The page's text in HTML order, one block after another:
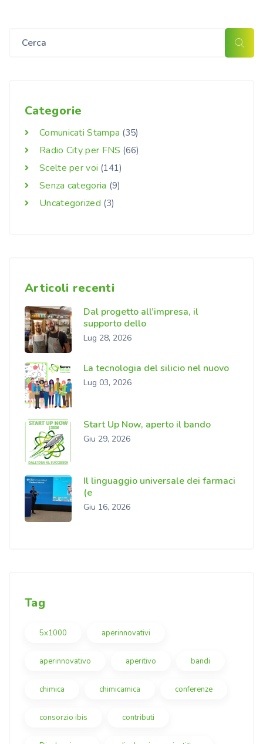
Categorie
Comunicati Stampa (35)
Radio City per FNS (66)
Scelte per voi (141)
Senza categoria (9)
Uncategorized (3)
Articoli recenti
Dal progetto all’impresa, il
supporto dello
Lug 28, 2026
La tecnologia del silicio nel nuovo
Lug 03, 2026
Start Up Now, aperto il bando
Giu 29, 2026
Il linguaggio universale dei farmaci
(e
Giu 16, 2026
Tag
5x1000 aperinnovativi
aperinnovativo aperitivo bandi
chimica chimicamica conferenze
consorzio ibis contributi